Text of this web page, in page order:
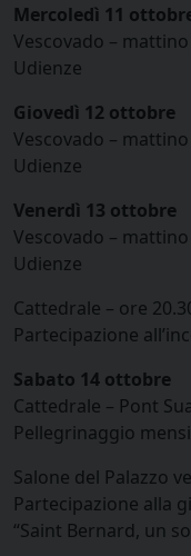
Mercoledì 11
Vescovado – mattino
Udienze
Giovedì 12 ottobre
Vescovado – mattino
Udienze
Venerdì 13 ottobre
Vescovado – mattino
Udienze
Cattedrale – ore
Partecipazione
Sabato 14 ottobre
Cattedrale – Pont
Pellegrinaggio
Salone del Palazzo
Partecipazione alla
“Saint Bernard, un